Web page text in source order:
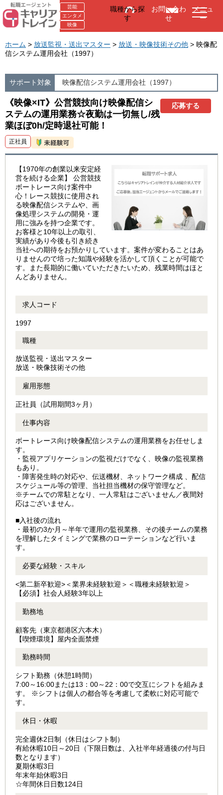
芸能
エンタメ
映像
職種から探
す
お問い合わ
せ
メニュ
ー
ホーム > 放送監視・送出マスター > 放送・映像技術その他 > 映像配
信システム運用会社（1997）
サポート対象 映像配信システム運用会社（1997）
応募する
《映像×IT》公営競技向け映像配信シ
ステムの運用業務☆夜勤は一切無し/残
業ほぼ0h/定時退社可能！
正社員
【1970年の創業以来安定経
営を続ける企業】 公営競技
ボートレース向け案件中
心！レース競技に使用され
る映像配信システムや、画
像処理システムの開発・運
用に強みを持つ企業です。
お客様と10年以上の取引、
実績があり今後も引き続き
当社への期待をお預かりしています。案件が変わることはあ
りませんので培った知識や経験を活かして頂くことが可能で
す。また長期的に働いていただきたいため、残業時間はほと
んどありません。
求人コード
1997
職種
放送監視・送出マスター
放送・映像技術その他
雇用形態
正社員（試用期間3ヶ月）
仕事内容
ボートレース向け映像配信システムの運用業務をお任せしま
す。
・監視アプリケーションの監視だけでなく、映像の監視業務
もあり。
・障害発生時の対応や、伝送機材、ネットワーク構成 、配信
スケジュール等の管理、当社担当機材の保守管理など。
※チームでの常駐となり、一人常駐はございません／夜間対
応はございません。
■入社後の流れ
・最初の3か月～半年で運用の監視業務、その後チームの業務
を理解したタイミングで業務のローテーションなど行いま
す。
必要な経験・スキル
<第二新卒歓迎>＜業界未経験歓迎＞＜職種未経験歓迎＞
【必須】社会人経験3年以上
勤務地
顧客先（東京都港区六本木）
【喫煙環境】屋内全面禁煙
勤務時間
シフト勤務（休憩1時間）
7:00～16:00または13：00～22：00で交互にシフトを組みま
す。 ※シフトは個人の都合等を考慮して柔軟に対応可能で
す。
休日・休暇
完全週休2日制（休日はシフト制）
有給休暇10日～20日（下限日数は、入社半年経過後の付与日
数となります）
夏期休暇3日
年末年始休暇3日
☆年間休日日数124日